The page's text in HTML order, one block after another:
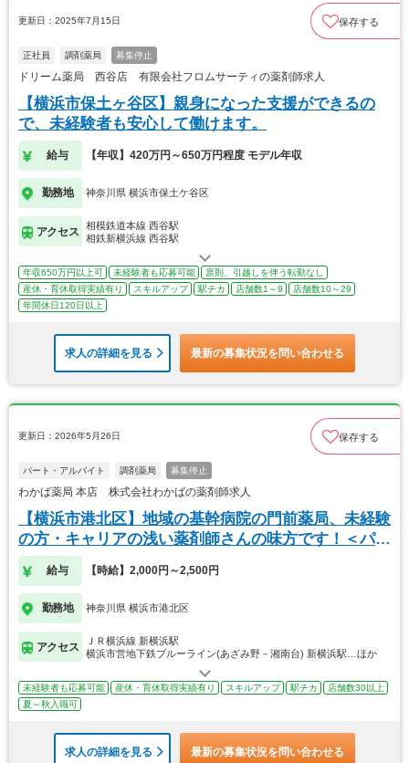
更新日：2025年7月15日 保存する
正社員 調剤薬局 募集停止
ドリーム薬局 西谷店 有限会社フロムサーティの薬剤師求人
【横浜市保土ヶ谷区】親身になった支援ができるの
で、未経験者も安心して働けます。
給与 【年収】420万円～650万円程度 モデル年収
勤務地 神奈川県 横浜市保土ケ谷区
アクセス
相模鉄道本線 西谷駅
相鉄新横浜線 西谷駅
年収650万円以上可 未経験者も応募可能
原則、引越しを伴う転勤なし
産休・育休取得実績有り
スキルアップ 駅チカ 店舗数1～9
店舗数10～29
年間休日120日以上
求人の詳細を見る 最新の募集状況を問い合わせる
更新日：2026年5月26日 保存する
パート・アルバイト 調剤薬局 募集停止
わかば薬局 本店 株式会社わかばの薬剤師求人
【横浜市港北区】地域の基幹病院の門前薬局、未経験
の方・キャリアの浅い薬剤師さんの味方です！＜パー
ト＞
給与 【時給】2,000円～2,500円
勤務地 神奈川県 横浜市港北区
アクセス
ＪＲ横浜線 新横浜駅
横浜市営地下鉄ブルーライン(あざみ野－湘南台) 新横浜駅…ほか
未経験者も応募可能 産休・育休取得実績有り スキルアップ 駅チカ
店舗数30以上
夏～秋入職可
求人の詳細を見る 最新の募集状況を問い合わせる